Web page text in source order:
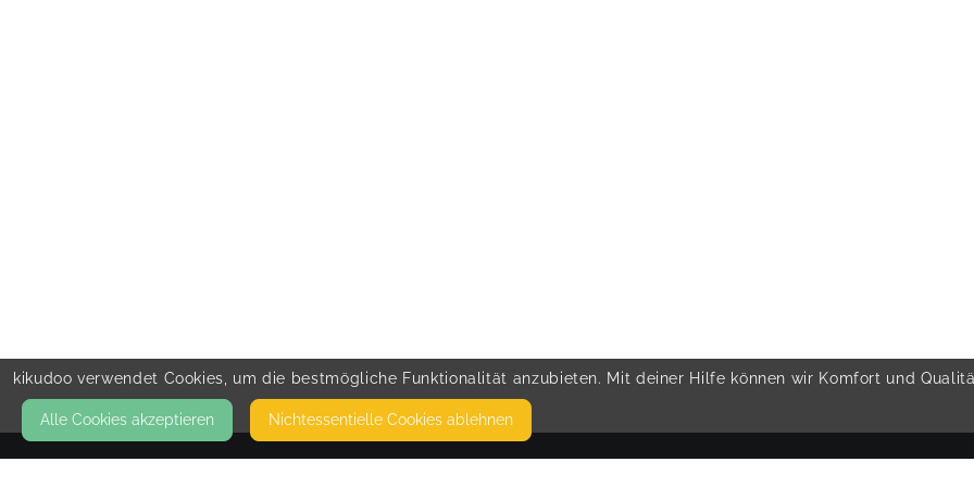
kikudoo verwendet Cookies, um die bestmögliche Funktionalität anzubieten. Mit deiner Hilfe können wir Komfort und
Alle Cookies akzeptieren Nicht­essentielle Cookies ablehnen